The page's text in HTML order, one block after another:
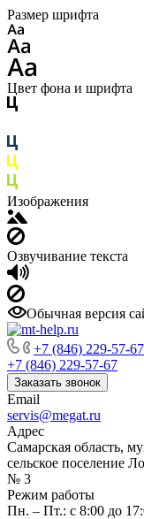
Размер шрифта
Цвет фона и шрифта
Изображения
Озвучивание текста
Обычная версия
+7 (846) 229-57-67
+7 (846) 229-57-67
Заказать звонок
Email
servis@megat.ru
Адрес
Самарская область,
сельское поселение
№ 3
Режим работы
Пн. – Пт.: с 8:00 до